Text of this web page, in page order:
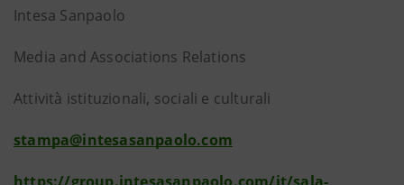
Intesa Sanpaolo
Media and Associations Relations
Attività istituzionali, sociali e culturali
stampa@intesasanpaolo.com